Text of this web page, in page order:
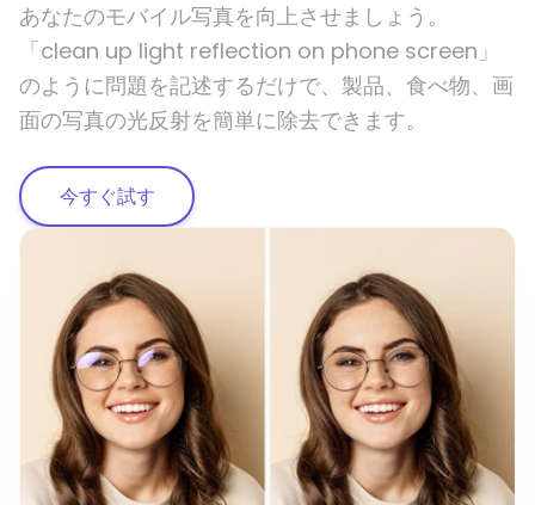
あなたのモバイル写真を向上させましょう。
「clean up light reflection on phone screen」
のように問題を記述するだけで、製品、食べ物、画
面の写真の光反射を簡単に除去できます。
今すぐ試す